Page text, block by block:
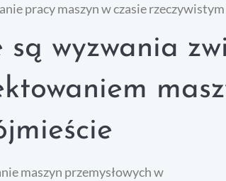
pracy maszyn w czasie
są wyzwania
maszyn przemysłowych w